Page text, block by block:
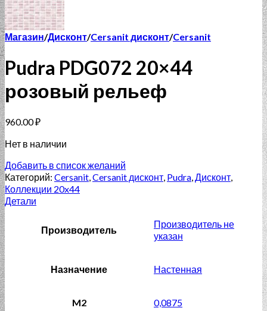
Магазин/Дисконт/Cersanit дисконт/Cersanit
Pudra PDG072 20×44
розовый рельеф
960.00₽
Нет в наличии
Добавить в список желаний
Категорий: Cersanit,Cersanit дисконт, Pudra,Дисконт,
Коллекции 20x44
Детали
Производитель
Производитель не
указан
Назначение Настенная
M2 0,0875